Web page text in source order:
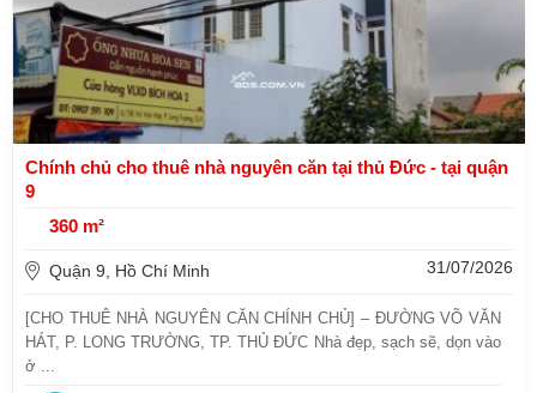
Chính chủ cho thuê nhà nguyên căn tại thủ Đức - tại quận
9
360 m²
Quận 9, Hồ Chí Minh 31/07/2026
[CHO THUÊ NHÀ NGUYÊN CĂN CHÍNH CHỦ] – ĐƯỜNG VÕ VĂN
HÁT, P. LONG TRƯỜNG, TP. THỦ ĐỨC Nhà đẹp, sạch sẽ, dọn vào
ở ...